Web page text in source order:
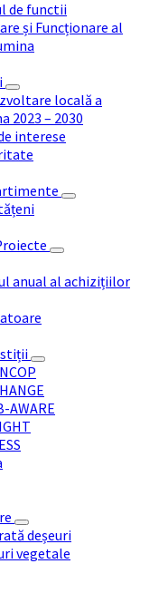
de functii
și Funcționare al
locală a
2023 – 2030
interese
anual al achizițiilor
AWARE
deșeuri
vegetale